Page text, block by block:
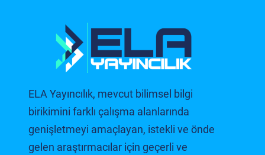
ELA Yayıncılık, mevcut bilimsel bilgi
birikimini farklı çalışma alanlarında
genişletmeyi amaçlayan, istekli ve önde
gelen araştırmacılar için geçerli ve